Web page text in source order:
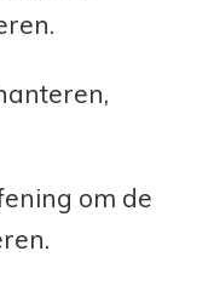
om de